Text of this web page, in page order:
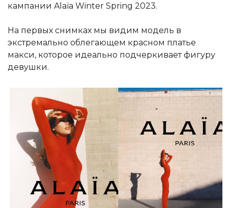
кампании Alaïa Winter Spring 2023.
На первых снимках мы видим модель в
экстремально облегающем красном платье
макси, которое идеально подчеркивает фигуру
девушки.